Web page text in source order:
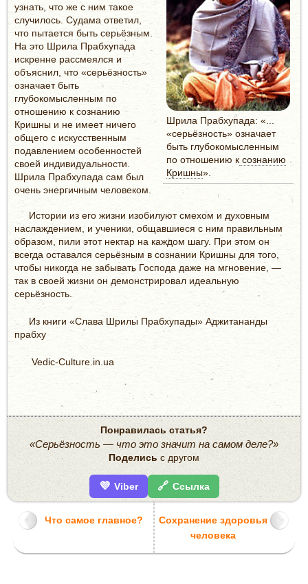
Шрила Прабхупада: «...
«серьёзность» означает
быть глубокомысленным
по отношению к сознанию
Кришны».
узнать, что же с ним такое
случилось. Судама ответил,
что пытается быть серьёзным.
На это Шрила Прабхупада
искренне рассмеялся и
объяснил, что «серьёзность»
означает быть
глубокомысленным по
отношению к сознанию
Кришны и не имеет ничего
общего с искусственным
подавлением особенностей
своей индивидуальности.
Шрила Прабхупада сам был
очень энергичным человеком.
Истории из его жизни изобилуют смехом и духовным
наслаждением, и ученики, общавшиеся с ним правильным
образом, пили этот нектар на каждом шагу. При этом он
всегда оставался серьёзным в сознании Кришны для того,
чтобы никогда не забывать Господа даже на мгновение, —
так в своей жизни он демонстрировал идеальную
серьёзность.
Из книги «Слава Шрилы Прабхупады» Аджитананды
прабху
Vedic-Culture.in.ua
Понравилась статья?
«Серьёзность — что это значит на самом деле?»
Поделись с другом
💜 Viber 🔗 Ссылка
Что самое главное?
Cохранение здоровья
человека